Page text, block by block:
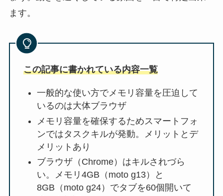
ます。
この記事に書かれている内容一覧
一般的な使い方でメモリ容量を圧迫して
いるのは大体ブラウザ
メモリ容量を確保するためスマートフォ
ンではタスクキルが発動。メリットとデ
メリットあり
ブラウザ（Chrome）はキルされづら
い。メモリ4GB（moto g13）と
8GB（moto g24）でタブを60個開いて